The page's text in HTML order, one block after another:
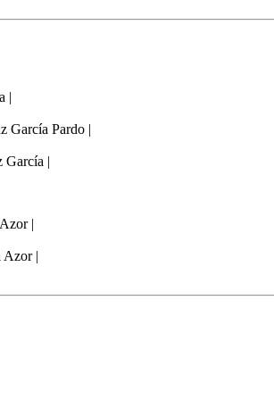
|
García Pardo |
García |
|
Azor |